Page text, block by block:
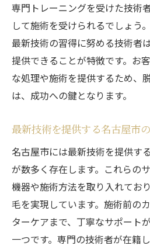
専門トレーニングを受けた技術
して施術を受けられるでしょう
最新技術の習得に努める技術者
提供できることが特徴です。お
な処理や施術を提供するため、
は、成功への鍵となります。
最新技術を提供する名古屋市
名古屋市には最新技術を提供す
が数多く存在します。これらの
機器や施術方法を取り入れてお
毛を実現しています。施術前の
ターケアまで、丁寧なサポート
一つです。専門の技術者が在籍